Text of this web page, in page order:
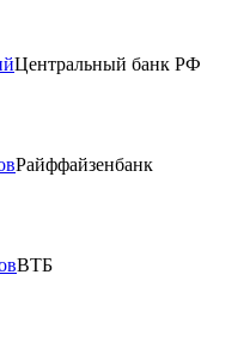
Центральный банк РФ
Райффайзенбанк
ВТБ